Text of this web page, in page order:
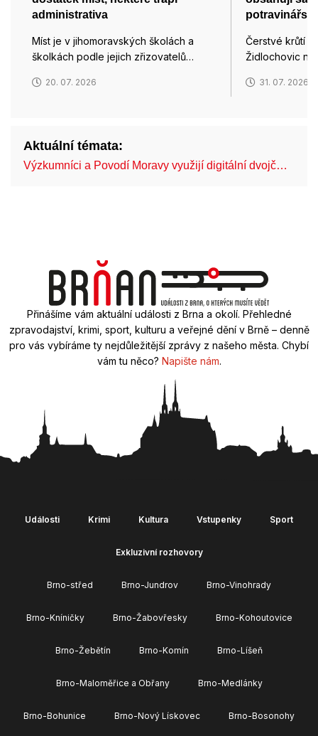
administrativa
Míst je v jihomoravských školách a
školkách podle jejich zřizovatelů…
20. 07. 2026
Čerstvé krůtí
Židlochovic na
31. 07. 2026
Aktuální témata:
Výzkumníci a Povodí Moravy využijí digitální dvojč…
Přinášíme vám aktuální události z Brna a okolí. Přehledné
zpravodajství, krimi, sport, kulturu a veřejné dění v Brně – denně
pro vás vybíráme ty nejdůležitější zprávy z našeho města. Chybí
vám tu něco? Napište nám.
Události Krimi Kultura Vstupenky Sport
Exkluzivní rozhovory
Brno-střed Brno-Jundrov Brno-Vinohrady
Brno-Kníničky Brno-Žabovřesky Brno-Kohoutovice
Brno-Žebětín Brno-Komín Brno-Líšeň
Brno-Maloměřice a Obřany Brno-Medlánky
Brno-Bohunice Brno-Nový Lískovec Brno-Bosonohy